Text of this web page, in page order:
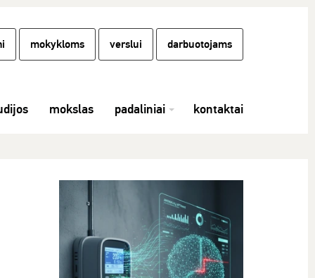
mokykloms verslui darbuotojams
mokslas padaliniai kontaktai